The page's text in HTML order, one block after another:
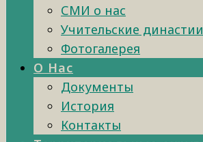
СМИ о нас
Учительские династии
Фотогалерея
О Нас
Документы
История
Контакты